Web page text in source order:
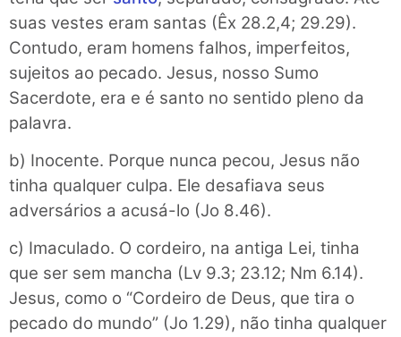
suas vestes eram santas (Êx 28.2,4; 29.29).
Contudo, eram homens falhos, imperfeitos,
sujeitos ao pecado. Jesus, nosso Sumo
Sacerdote, era e é santo no sentido pleno da
palavra.
b) Inocente. Porque nunca pecou, Jesus não
tinha qualquer culpa. Ele desafiava seus
adversários a acusá-lo (Jo 8.46).
c) Imaculado. O cordeiro, na antiga Lei, tinha
que ser sem mancha (Lv 9.3; 23.12; Nm 6.14).
Jesus, como o “Cordeiro de Deus, que tira o
pecado do mundo” (Jo 1.29), não tinha qualquer